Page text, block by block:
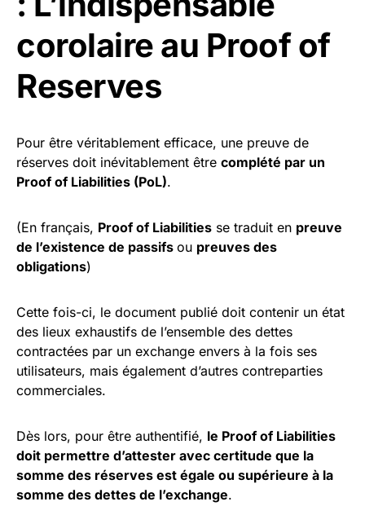
corolaire au Proof of
Reserves
Pour être véritablement efficace, une preuve de
réserves doit inévitablement être complété par un
Proof of Liabilities (PoL).
(En français, Proof of Liabilities se traduit en preuve
de l’existence de passifs ou preuves des
obligations)
Cette fois-ci, le document publié doit contenir un état
des lieux exhaustifs de l’ensemble des dettes
contractées par un exchange envers à la fois ses
utilisateurs, mais également d’autres contreparties
commerciales.
Dès lors, pour être authentifié, le Proof of Liabilities
doit permettre d’attester avec certitude que la
somme des réserves est égale ou supérieure à la
somme des dettes de l’exchange.